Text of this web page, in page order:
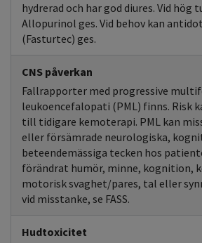
hydrerad och har god diures. Vid hög
Allopurinol ges. Vid behov kan
(Fasturtec) ges.
CNS påverkan
Fallrapporter med progressive
leukoencefalopati (PML) finns. Risk
till tidigare kemoterapi. PML kan
eller försämrade neurologiska,
beteendemässiga tecken hos
förändrat humör, minne, kognition,
motorisk svaghet/pares, tal eller
vid misstanke, se FASS.
Hudtoxicitet